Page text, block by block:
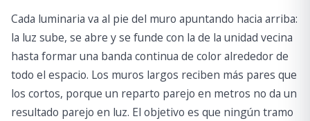
Cada luminaria va al pie del muro apuntando hacia arriba:
la luz sube, se abre y se funde con la de la unidad vecina
hasta formar una banda continua de color alrededor de
todo el espacio. Los muros largos reciben más pares que
los cortos, porque un reparto parejo en metros no da un
resultado parejo en luz. El objetivo es que ningún tramo